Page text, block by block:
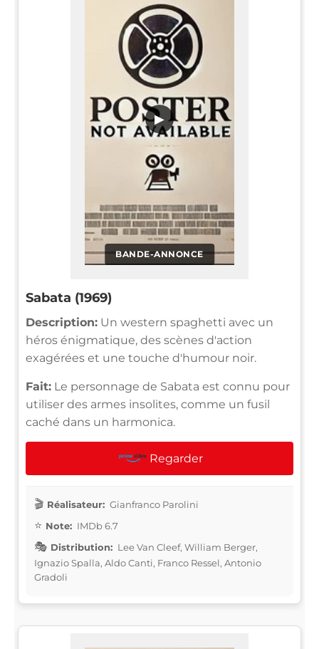
BANDE-ANNONCE
▶
Sabata (1969)
Description: Un western spaghetti avec un
héros énigmatique, des scènes d'action
exagérées et une touche d'humour noir.
Fait: Le personnage de Sabata est connu pour
utiliser des armes insolites, comme un fusil
caché dans un harmonica.
Regarder
Réalisateur: Gianfranco Parolini
Note: IMDb 6.7
Distribution: Lee Van Cleef, William Berger,
Ignazio Spalla, Aldo Canti, Franco Ressel, Antonio
Gradoli